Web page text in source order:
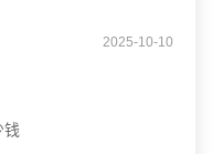
2025-10-10
钱